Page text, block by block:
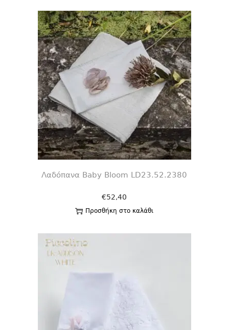
Λαδόπανα Baby Bloom LD23.52.2380
€52,40
Προσθήκη στο καλάθι